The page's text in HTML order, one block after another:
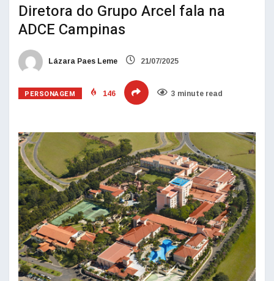
Diretora do Grupo Arcel fala na
ADCE Campinas
Lázara Paes Leme 21/07/2025
PERSONAGEM 146 3 minute read